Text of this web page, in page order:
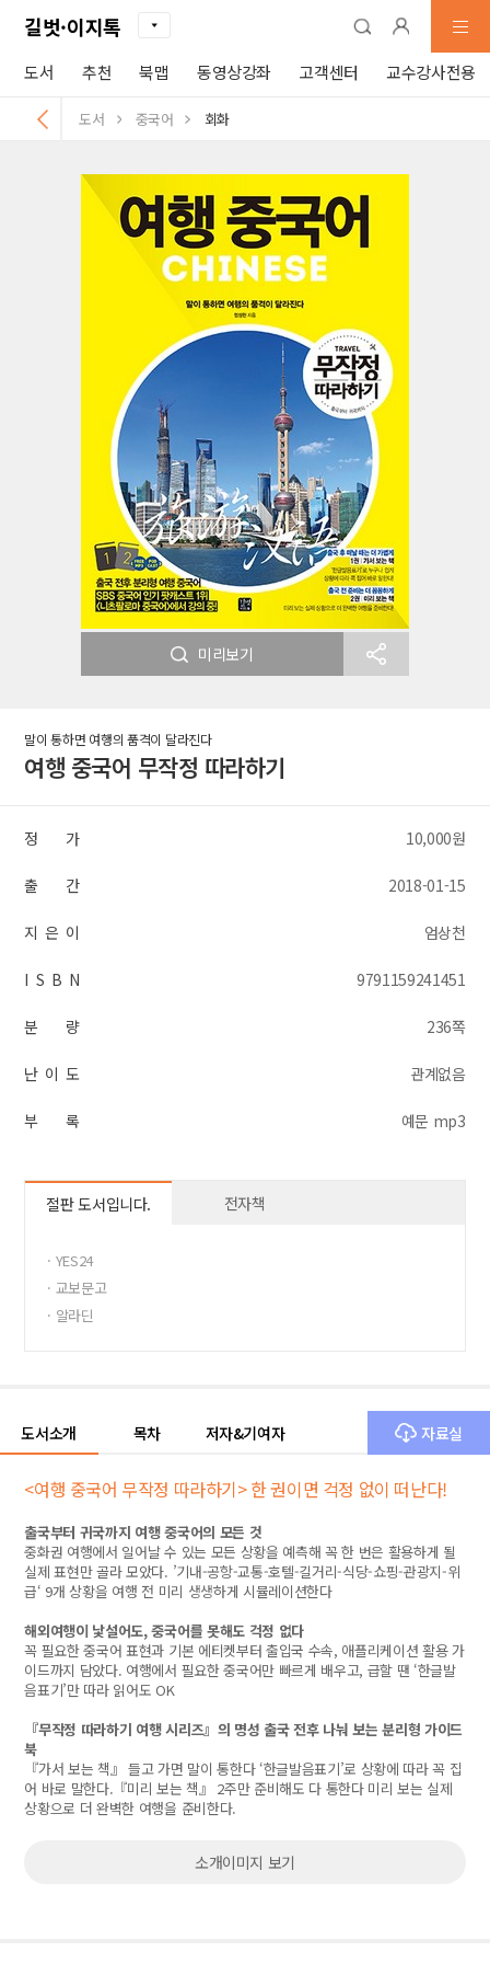
길벗·이지톡
도서 추천 북맵 동영상강좌 고객센터 교수강사전용
도서 중국어 회화
미리보기
말이 통하면 여행의 품격이 달라진다
여행 중국어 무작정 따라하기
정 가 10,000원
출 간 2018-01-15
지 은 이 엄상천
I S B N 9791159241451
분 량 236쪽
난 이 도 관계없음
부 록 예문 mp3
절판 도서입니다. 전자책
· YES24
· 교보문고
· 알라딘
도서소개 목차 저자&기여자 자료실
<여행 중국어 무작정 따라하기> 한 권이면 걱정 없이 떠난다!
출국부터 귀국까지 여행 중국어의 모든 것
중화권 여행에서 일어날 수 있는 모든 상황을 예측해 꼭 한 번은 활용하게 될
실제 표현만 골라 모았다. ’기내-공항-교통-호텔-길거리-식당-쇼핑-관광지-위
급‘ 9개 상황을 여행 전 미리 생생하게 시뮬레이션한다
해외여행이 낯설어도, 중국어를 못해도 걱정 없다
꼭 필요한 중국어 표현과 기본 에티켓부터 출입국 수속, 애플리케이션 활용 가
이드까지 담았다. 여행에서 필요한 중국어만 빠르게 배우고, 급할 땐 ‘한글발
음표기’만 따라 읽어도 OK
『무작정 따라하기 여행 시리즈』의 명성 출국 전후 나눠 보는 분리형 가이드
북
『가서 보는 책』 들고 가면 말이 통한다 ‘한글발음표기’로 상황에 따라 꼭 집
어 바로 말한다.『미리 보는 책』 2주만 준비해도 다 통한다 미리 보는 실제
상황으로 더 완벽한 여행을 준비한다.
소개이미지 보기